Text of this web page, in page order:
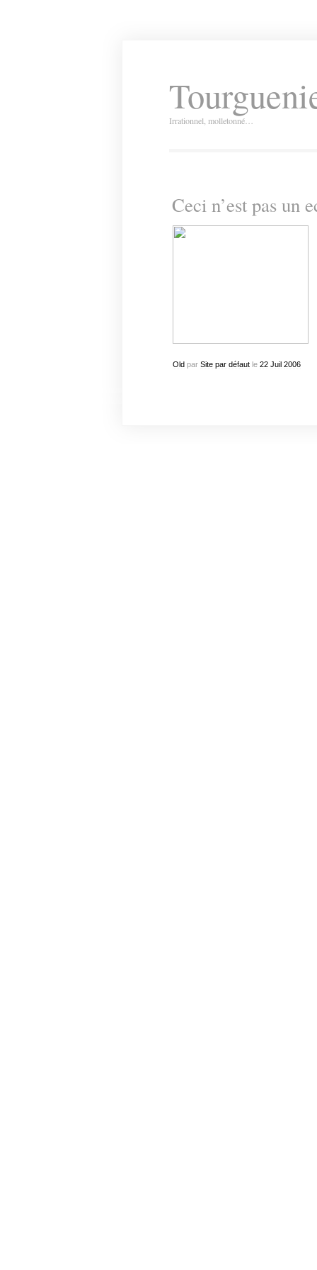
Irrationnel, molletonné…
Ceci n’est pas un
Oldpar Site par défautle 22 Juil 2006